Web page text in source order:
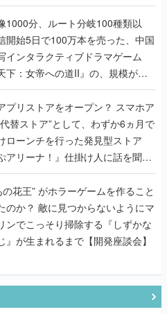
EXTREME』で初タッグを組
ェンド2人に訊く開発秘話
1000分、ルート分岐100種類以
開始5日で100万本を売った、中国
インタラクティブドラマゲーム
下：女帝への道II』の、規模が違
りをプロデューサーに聞いた
リストアをオープン？ スマホア
替ストア”として、わずか6ヵ月で
ローンチを行った発見型ストア
アリーナ！』仕掛け人に話を聞い
の花王” がホラーゲームを作ること
つからないようにマ
ンでこっそり掃除する『しずかな
』が生まれるまで【開発座談会】